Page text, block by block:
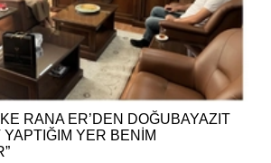
RANA ER’DEN DOĞUBAYAZIT
YAPTIĞIM YER BENİM